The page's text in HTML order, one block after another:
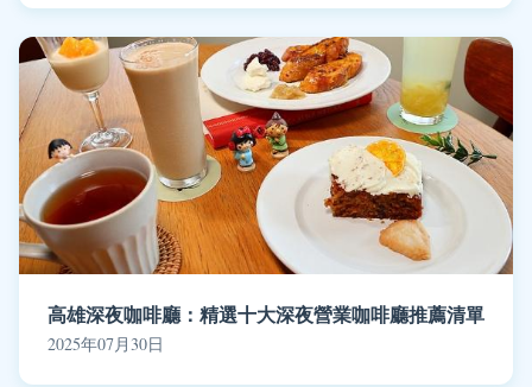
高雄深夜咖啡廳：精選十大深夜營業咖啡廳推薦清單
2025年07月30日